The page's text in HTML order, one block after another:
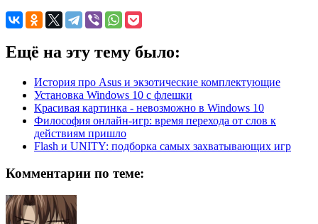
Ещё на эту тему было:
История про Asus и экзотические комплектующие
Установка Windows 10 с флешки
Красивая картинка - невозможно в Windows 10
Философия онлайн-игр: время перехода от слов к
действиям пришло
Flash и UNITY: подборка самых захватывающих игр
Комментарии по теме: